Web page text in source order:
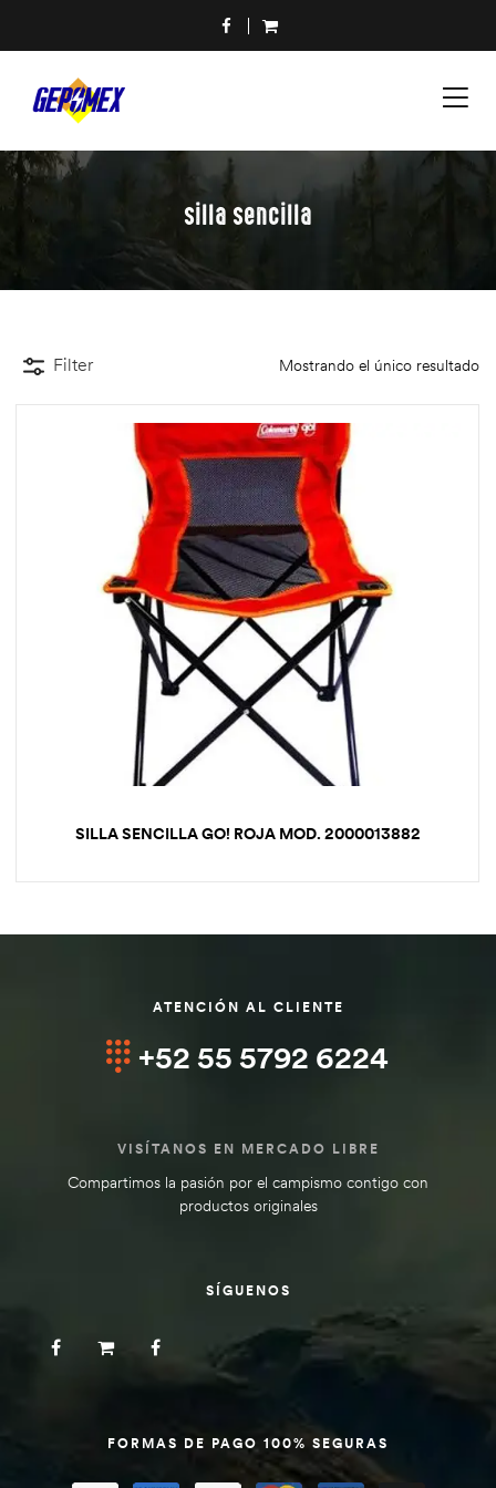
silla sencilla
Filter Mostrando el único resultado
SILLA SENCILLA GO! ROJA MOD. 2000013882
ATENCIÓN AL CLIENTE
+52 55 5792 6224
VISÍTANOS EN MERCADO LIBRE
Compartimos la pasión por el campismo contigo con
productos originales
SÍGUENOS
FORMAS DE PAGO 100% SEGURAS